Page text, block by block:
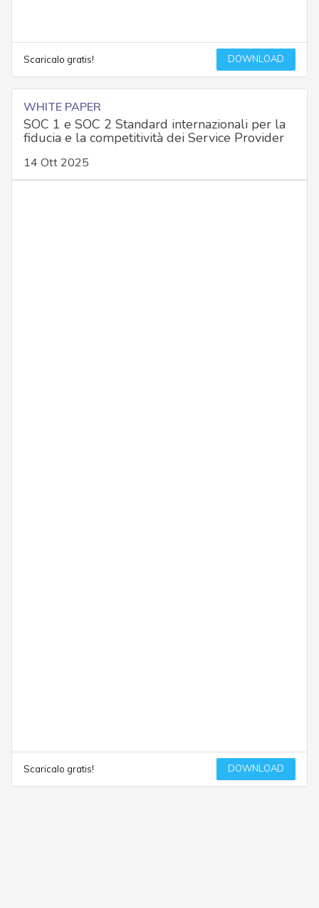
Scaricalo gratis! DOWNLOAD
WHITE PAPER
SOC 1 e SOC 2 Standard internazionali per la
fiducia e la competitività dei Service Provider
14 Ott 2025
Scaricalo gratis! DOWNLOAD